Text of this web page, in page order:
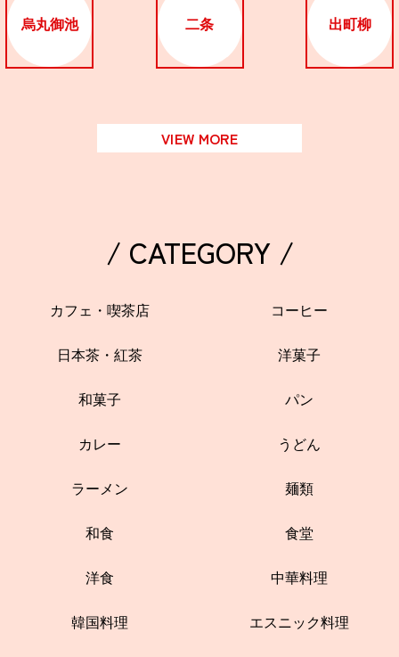
烏丸御池 二条 出町柳
VIEW MORE
/ CATEGORY /
カフェ・喫茶店 コーヒー
日本茶・紅茶 洋菓子
和菓子 パン
カレー うどん
ラーメン 麺類
和食 食堂
洋食 中華料理
韓国料理 エスニック料理